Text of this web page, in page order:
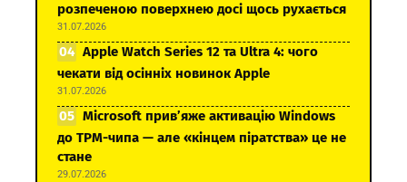
розпеченою поверхнею досі щось рухається
31.07.2026
Apple Watch Series 12 та Ultra 4: чого
чекати від осінніх новинок Apple
31.07.2026
Microsoft прив’яже активацію Windows
до TPM-чипа — але «кінцем піратства» це не
стане
29.07.2026